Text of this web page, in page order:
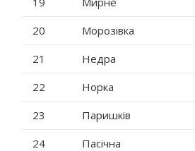
20
Морозівка
21
Недра
22
Норка
23
Паришків
24
Пасічна